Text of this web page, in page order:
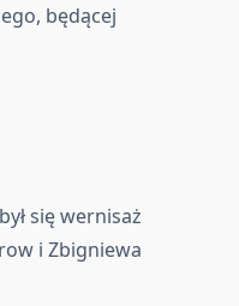
będącej
się wernisaż
i Zbigniewa